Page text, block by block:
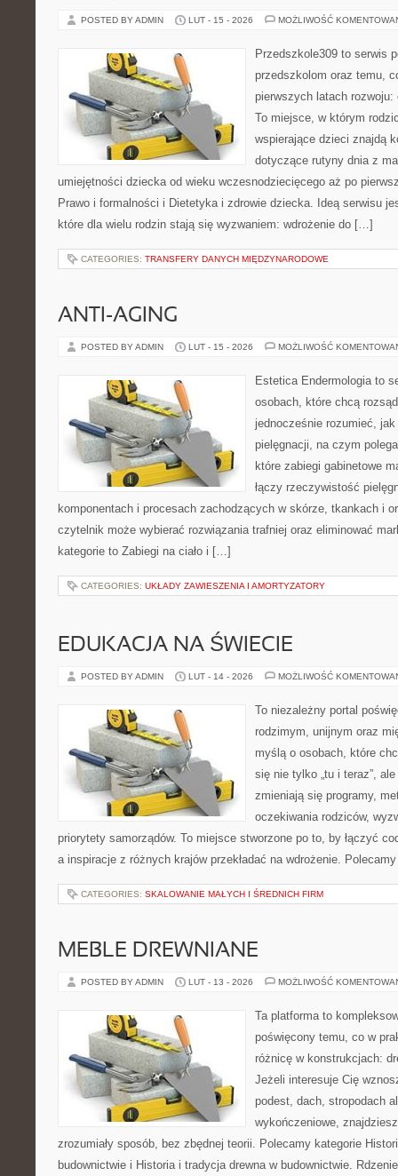
POSTED BY ADMIN LUT - 15 - 2026 MOŻLIWOŚĆ
Przedszkole309 to serwis
przedszkolom oraz temu,
pierwszych latach
To miejsce, w którym
wspierające dzieci znajdą
dotyczące rutyny dnia z
umiejętności dziecka od wieku wczesnodziecięcego aż po
Prawo i formalności i Dietetyka i zdrowie dziecka. Ideą serwisu
które dla wielu rodzin stają się wyzwaniem: wdrożenie do […]
CATEGORIES: TRANSFERY DANYCH MIĘDZYNARODOWE
ANTI-AGING
POSTED BY ADMIN LUT - 15 - 2026 MOŻLIWOŚĆ
Estetica Endermologia to
osobach, które chcą
jednocześnie rozumieć, jak
pielęgnacji, na czym
które zabiegi gabinetowe
łączy rzeczywistość
komponentach i procesach zachodzących w skórze, tkankach i
czytelnik może wybierać rozwiązania trafniej oraz eliminować
kategorie to Zabiegi na ciało i […]
CATEGORIES: UKŁADY ZAWIESZENIA I AMORTYZATORY
EDUKACJA NA ŚWIECIE
POSTED BY ADMIN LUT - 14 - 2026 MOŻLIWOŚĆ
To niezależny portal
rodzimym, unijnym oraz
myślą o osobach, które
się nie tylko „tu i teraz”,
zmieniają się programy,
oczekiwania rodziców,
priorytety samorządów. To miejsce stworzone po to, by łączyć
a inspiracje z różnych krajów przekładać na wdrożenie.
CATEGORIES: SKALOWANIE MAŁYCH I ŚREDNICH FIRM
MEBLE DREWNIANE
POSTED BY ADMIN LUT - 13 - 2026 MOŻLIWOŚĆ
Ta platforma to
poświęcony temu, co w
różnicę w konstrukcjach:
Jeżeli interesuje Cię
podest, dach, stropodach
wykończeniowe,
zrozumiały sposób, bez zbędnej teorii. Polecamy kategorie
budownictwie i Historia i tradycja drewna w budownictwie.